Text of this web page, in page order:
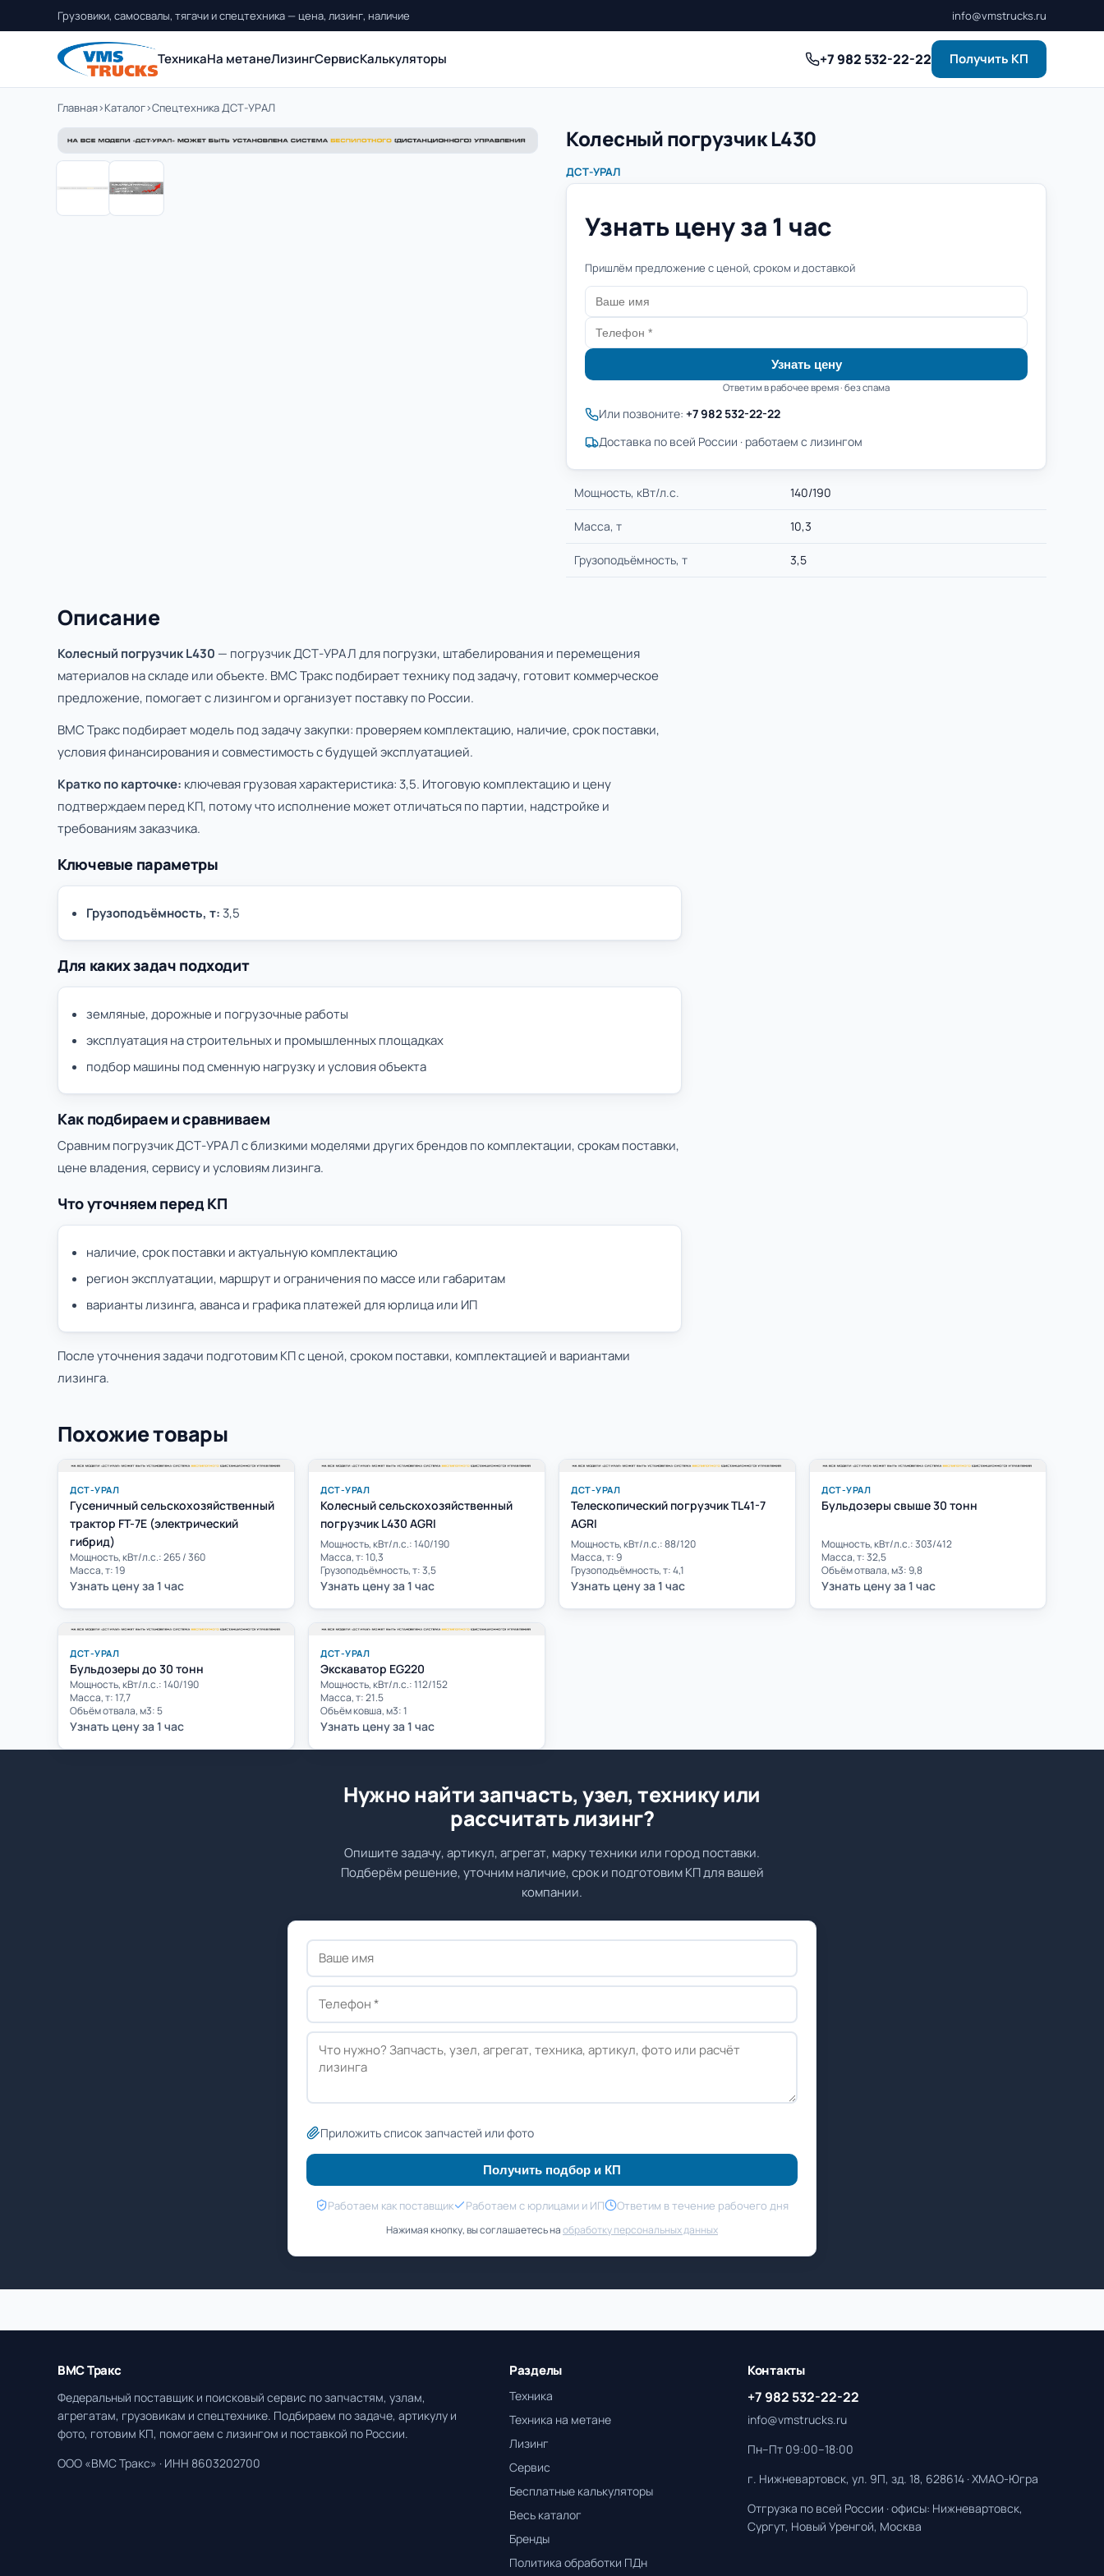
Грузовики, самосвалы, тягачи и спецтехника — цена, лизинг, наличие info@vmstrucks.ru
ТехникаНа метанеЛизингСервисКалькуляторы +7 982 532-22-22 Получить КП
Главная›Каталог›Спецтехника ДСТ-УРАЛ
Колесный погрузчик L430
ДСТ-УРАЛ
Узнать цену за 1 час
Пришлём предложение с ценой, сроком и доставкой
Узнать цену
Ответим в рабочее время · без спама
Или позвоните: +7 982 532-22-22
Доставка по всей России · работаем с лизингом
Мощность, кВт/л.с. 140/190
Масса, т 10,3
Грузоподъёмность, т 3,5
Описание
Колесный погрузчик L430 — погрузчик ДСТ-УРАЛ для погрузки, штабелирования и перемещения
материалов на складе или объекте. ВМС Тракс подбирает технику под задачу, готовит коммерческое
предложение, помогает с лизингом и организует поставку по России.
ВМС Тракс подбирает модель под задачу закупки: проверяем комплектацию, наличие, срок поставки,
условия финансирования и совместимость с будущей эксплуатацией.
Кратко по карточке: ключевая грузовая характеристика: 3,5. Итоговую комплектацию и цену
подтверждаем перед КП, потому что исполнение может отличаться по партии, надстройке и
требованиям заказчика.
Ключевые параметры
Грузоподъёмность, т: 3,5
Для каких задач подходит
земляные, дорожные и погрузочные работы
эксплуатация на строительных и промышленных площадках
подбор машины под сменную нагрузку и условия объекта
Как подбираем и сравниваем
Сравним погрузчик ДСТ-УРАЛ с близкими моделями других брендов по комплектации, срокам поставки,
цене владения, сервису и условиям лизинга.
Что уточняем перед КП
наличие, срок поставки и актуальную комплектацию
регион эксплуатации, маршрут и ограничения по массе или габаритам
варианты лизинга, аванса и графика платежей для юрлица или ИП
После уточнения задачи подготовим КП с ценой, сроком поставки, комплектацией и вариантами
лизинга.
Похожие товары
ДСТ-УРАЛ
Гусеничный сельскохозяйственный
трактор FT-7E (электрический
гибрид)
Мощность, кВт/л.с.: 265 / 360
Масса, т: 19
Узнать цену за 1 час
ДСТ-УРАЛ
Колесный сельскохозяйственный
погрузчик L430 AGRI
Мощность, кВт/л.с.: 140/190
Масса, т: 10,3
Грузоподъёмность, т: 3,5
Узнать цену за 1 час
ДСТ-УРАЛ
Телескопический погрузчик TL41-7
AGRI
Мощность, кВт/л.с.: 88/120
Масса, т: 9
Грузоподъёмность, т: 4,1
Узнать цену за 1 час
ДСТ-УРАЛ
Бульдозеры свыше 30 тонн
Мощность, кВт/л.с.: 303/412
Масса, т: 32,5
Объём отвала, м3: 9,8
Узнать цену за 1 час
ДСТ-УРАЛ
Бульдозеры до 30 тонн
Мощность, кВт/л.с.: 140/190
Масса, т: 17,7
Объём отвала, м3: 5
Узнать цену за 1 час
ДСТ-УРАЛ
Экскаватор EG220
Мощность, кВт/л.с.: 112/152
Масса, т: 21.5
Объём ковша, м3: 1
Узнать цену за 1 час
Нужно найти запчасть, узел, технику или
рассчитать лизинг?
Опишите задачу, артикул, агрегат, марку техники или город поставки.
Подберём решение, уточним наличие, срок и подготовим КП для вашей
компании.
Приложить список запчастей или фото
Получить подбор и КП
Работаем как поставщик Работаем с юрлицами и ИП Ответим в течение рабочего дня
Нажимая кнопку, вы соглашаетесь наобработку персональных данных
ВМС Тракс
Федеральный поставщик и поисковый сервис по запчастям, узлам,
агрегатам, грузовикам и спецтехнике. Подбираем по задаче, артикулу и
фото, готовим КП, помогаем с лизингом и поставкой по России.
ООО «ВМС Тракс» · ИНН 8603202700
Разделы
Техника
Техника на метане
Лизинг
Сервис
Бесплатные калькуляторы
Весь каталог
Бренды
Политика обработки ПДн
Контакты
+7 982 532-22-22
info@vmstrucks.ru
Пн–Пт 09:00–18:00
г. Нижневартовск, ул. 9П, зд. 18, 628614 · ХМАО-Югра
Отгрузка по всей России · офисы: Нижневартовск,
Сургут, Новый Уренгой, Москва